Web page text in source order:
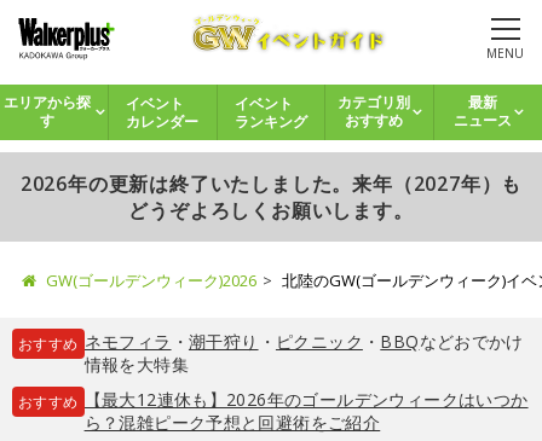
MENU
エリアから探
す
イベント
カレンダー
イベント
ランキング
カテゴリ別
おすすめ
最新
ニュース
2026年の更新は終了いたしました。来年（2027年）も
どうぞよろしくお願いします。
GW(ゴールデンウィーク)2026 北陸のGW(ゴールデンウィーク)イ
おすすめ ネモフィラ ・ 潮干狩り ・ ピクニック ・ BBQなどおでかけ
情報を大特集
おすすめ
【最大12連休も】2026年のゴールデンウィークはいつか
ら？混雑ピーク予想と回避術をご紹介